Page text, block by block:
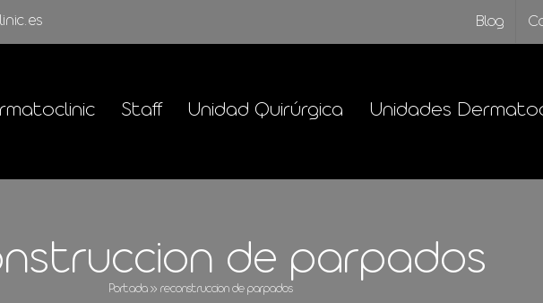
Blog
Staff Unidad Quirúrgica Unidades
de parpados
Portada » reconstruccion de parpados